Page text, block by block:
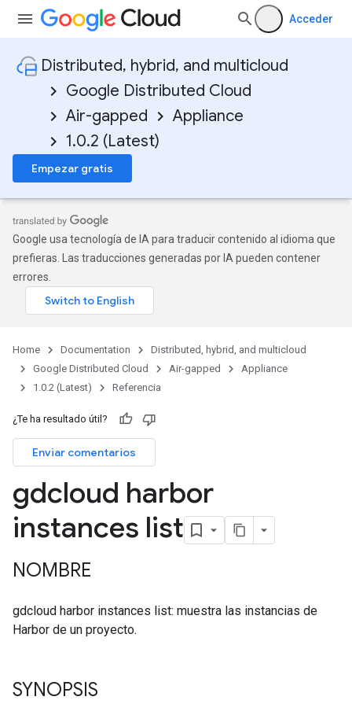
Acceder
Distributed, hybrid, and multicloud
Google Distributed Cloud
Air-gapped
Appliance
1.0.2 (Latest)
Empezar gratis
Google usa tecnología de IA para traducir contenido al idioma que
prefieras. Las traducciones generadas por IA pueden contener
errores.
Home Documentation
Distributed, hybrid, and multicloud
Google Distributed Cloud
Air-gapped
Appliance
1.0.2 (Latest)
Referencia
¿Te ha resultado útil?
Enviar comentarios
gdcloud harbor
instances list
NOMBRE
gdcloud harbor instances list: muestra las instancias de
Harbor de un proyecto.
SYNOPSIS